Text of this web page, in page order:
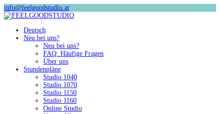
info@feelgoodstudio.at
Deutsch
Neu bei uns?
Neu bei uns?
FAQ: Häufige Fragen
Über uns
Stundenpläne
Studio 1040
Studio 1070
Studio 1150
Studio 1160
Online Studio